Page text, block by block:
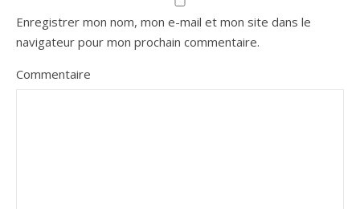
Enregistrer mon nom, mon e-mail et mon site dans le
navigateur pour mon prochain commentaire.
Commentaire